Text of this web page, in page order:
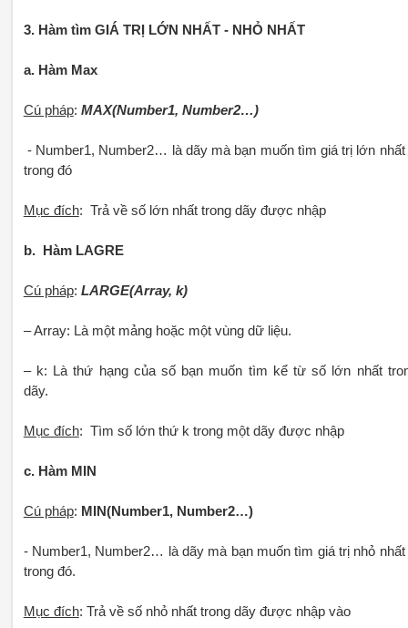
3. Hàm tìm GIÁ TRỊ LỚN NHẤT - NHỎ NHẤT
a. Hàm Max
Cú pháp: MAX(Number1, Number2…)
- Number1, Number2… là dãy mà bạn muốn tìm giá trị lớn
trong đó
Mục đích: Trả về số lớn nhất trong dãy được nhập
b. Hàm LAGRE
Cú pháp: LARGE(Array, k)
– Array: Là một mảng hoặc một vùng dữ liệu.
– k: Là thứ hạng của số bạn muốn tìm kể từ số lớn nhất
dãy.
Mục đích: Tìm số lớn thứ k trong một dãy được nhập
c. Hàm MIN
Cú pháp: MIN(Number1, Number2…)
- Number1, Number2… là dãy mà bạn muốn tìm giá trị nhỏ
trong đó.
Mục đích: Trả về số nhỏ nhất trong dãy được nhập vào